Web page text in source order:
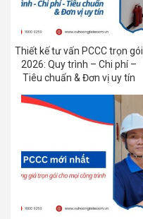
Thiết kế tư vấn PCCC trọn gói
2026: Quy trình – Chi phí –
Tiêu chuẩn & Đơn vị uy tín